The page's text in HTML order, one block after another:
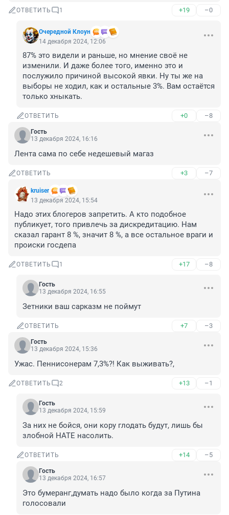
ОТВЕТИТЬ 1 +19 –0
Очередной Клоун
14 декабря 2024, 12:06
87% это видели и раньше, но мнение своё не
изменили. И даже более того, именно это и
послужило причиной высокой явки. Ну ты же на
выборы не ходил, как и остальные 3%. Вам остаётся
только хныкать.
ОТВЕТИТЬ +0 –8
Гость
13 декабря 2024, 16:16
Лента сама по себе недешевый магаз
ОТВЕТИТЬ +3 –7
kruiser
13 декабря 2024, 15:54
Надо этих блогеров запретить. А кто подобное
публикует, того привлечь за дискредитацию. Нам
сказал гарант 8 %, значит 8 %, а все остальное враги и
происки госдепа
ОТВЕТИТЬ 1 +17 –8
Гость
13 декабря 2024, 16:55
Зетники ваш сарказм не поймут
ОТВЕТИТЬ +7 –3
Гость
13 декабря 2024, 15:36
Ужас. Пеннисонерам 7,3%?! Как выживать?,
ОТВЕТИТЬ 2 +13 –1
Гость
13 декабря 2024, 15:59
За них не бойся, они кору глодать будут, лишь бы
злобной НАТЕ насолить.
ОТВЕТИТЬ +14 –5
Гость
13 декабря 2024, 16:57
Это бумеранг,думать надо было когда за Путина
голосовали